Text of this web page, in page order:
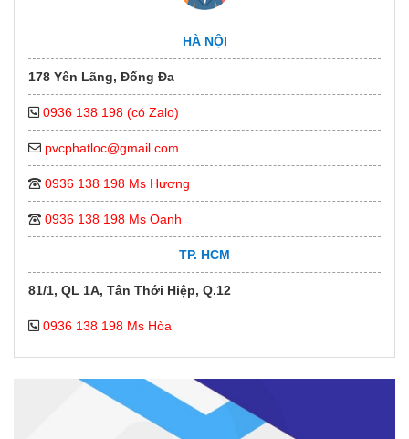
HÀ NỘI
178 Yên Lãng, Đống Đa
0936 138 198 (có Zalo)
pvcphatloc@gmail.com
0936 138 198 Ms Hương
0936 138 198 Ms Oanh
TP. HCM
81/1, QL 1A, Tân Thới Hiệp, Q.12
0936 138 198 Ms Hòa